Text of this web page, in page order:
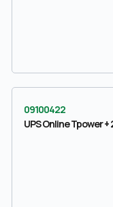
09100422
UPS Online Tpower